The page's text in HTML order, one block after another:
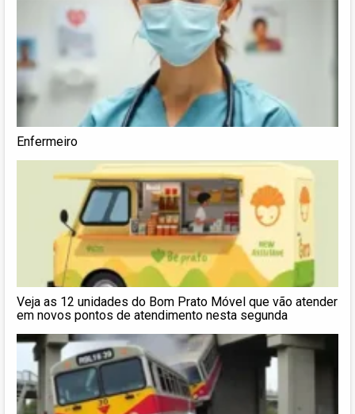
Enfermeiro
Veja as 12 unidades do Bom Prato Móvel que vão atender
em novos pontos de atendimento nesta segunda